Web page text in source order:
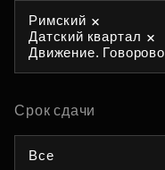
Римский
Датский квартал
Движение. Говорово
Срок сдачи
Все